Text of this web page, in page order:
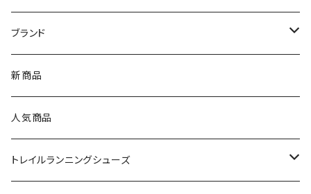
ブランド
asics（アシックス）
On（オン）
YONEX（ヨネックス）
新商品
人気商品
トレイルランニングシューズ